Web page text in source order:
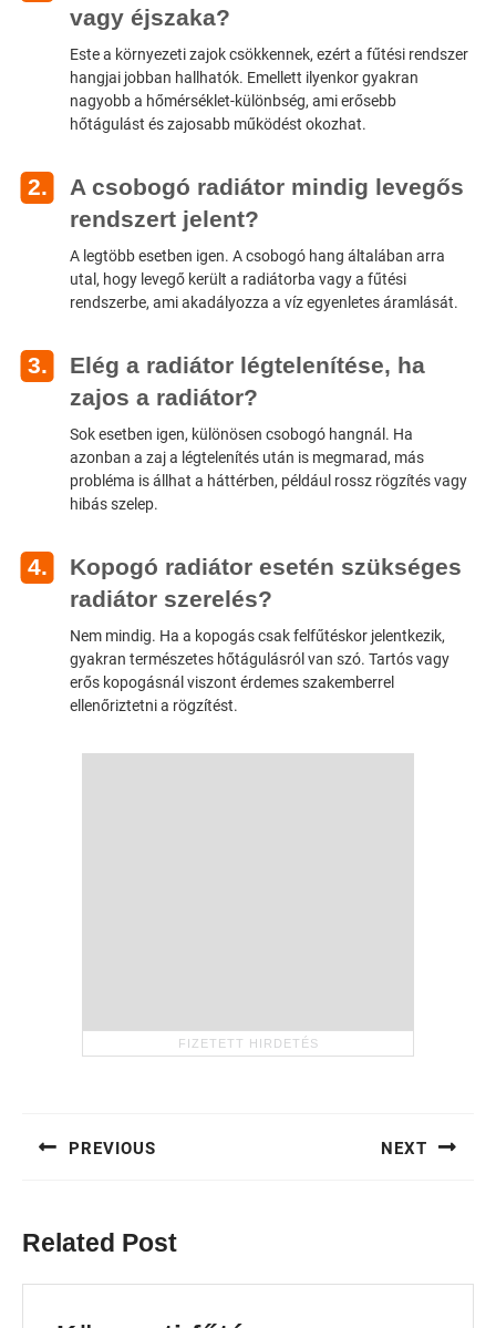
vagy éjszaka?
Este a környezeti zajok csökkennek, ezért a fűtési rendszer
hangjai jobban hallhatók. Emellett ilyenkor gyakran
nagyobb a hőmérséklet-különbség, ami erősebb
hőtágulást és zajosabb működést okozhat.
A csobogó radiátor mindig levegős
rendszert jelent?
A legtöbb esetben igen. A csobogó hang általában arra
utal, hogy levegő került a radiátorba vagy a fűtési
rendszerbe, ami akadályozza a víz egyenletes áramlását.
Elég a radiátor légtelenítése, ha
zajos a radiátor?
Sok esetben igen, különösen csobogó hangnál. Ha
azonban a zaj a légtelenítés után is megmarad, más
probléma is állhat a háttérben, például rossz rögzítés vagy
hibás szelep.
Kopogó radiátor esetén szükséges
radiátor szerelés?
Nem mindig. Ha a kopogás csak felfűtéskor jelentkezik,
gyakran természetes hőtágulásról van szó. Tartós vagy
erős kopogásnál viszont érdemes szakemberrel
ellenőriztetni a rögzítést.
PREVIOUS
NEXT
Related Post